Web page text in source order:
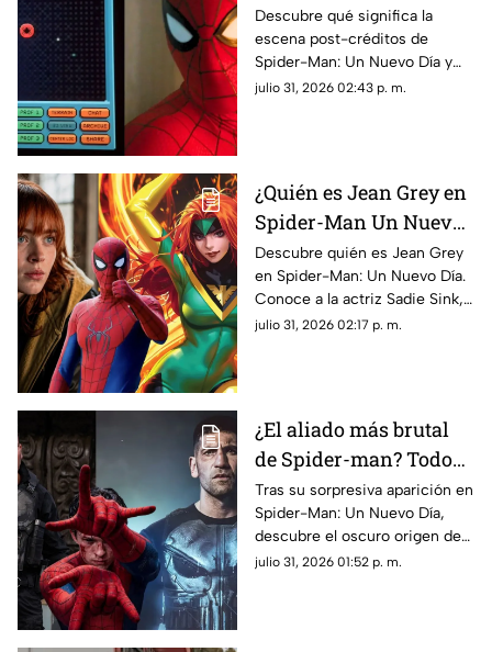
Día: ¿Por qué Peter está
en el espacio?
Descubre qué significa la
escena post-créditos de
Spider-Man: Un Nuevo Día y
las teorías de por qué Peter
julio 31, 2026 02:43 p. m.
¿Quién es Jean Grey en
Spider-Man Un Nuevo
Día? Sadie Sink y los
mutantes del UCM
Descubre quién es Jean Grey
en Spider-Man: Un Nuevo Día.
Conoce a la actriz Sadie Sink,
sus poderes y su impacto en la
julio 31, 2026 02:17 p. m.
¿El aliado más brutal
de Spider-man? Todo
sobre el oscuro pasado
de The Punisher
Tras su sorpresiva aparición en
Spider-Man: Un Nuevo Día,
descubre el oscuro origen de
Punisher, su paso por el MCU
julio 31, 2026 01:52 p. m.